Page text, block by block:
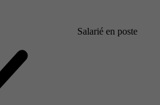
Salarié en poste